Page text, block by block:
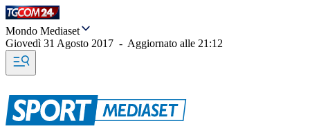
Mondo Mediaset
Giovedì 31 Agosto 2017 - Aggiornato alle 21:12